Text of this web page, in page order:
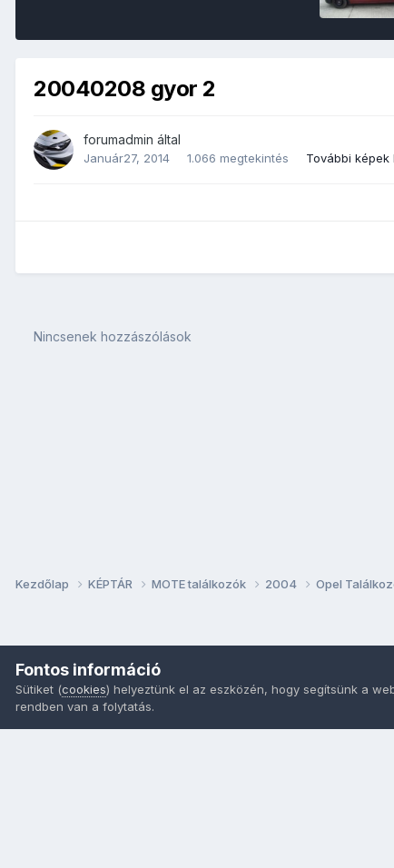
20040208 gyor 2
forumadmin által
Január27, 2014 1.066 megtekintés További képek
Nincsenek hozzászólások
Kezdőlap KÉPTÁR MOTE találkozók 2004 Opel
Fontos információ
Sütiket (cookies) helyeztünk el az eszközén, hogy segítsünk a
rendben van a folytatás.